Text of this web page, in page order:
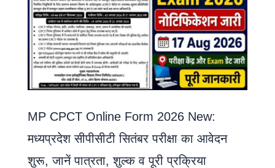
MP CPCT Online Form 2026 New:
मध्यप्रदेश सीपीसीटी सितंबर परीक्षा का आवेदन
शुरू, जानें पात्रता, शुल्क व पूरी प्रक्रिया